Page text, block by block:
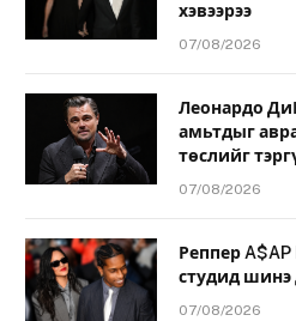
хэвээрээ
07/08/2026
Леонардо
амьтдыг
төслийг
07/08/2026
Реппер A$AP
студид шинэ
07/08/2026